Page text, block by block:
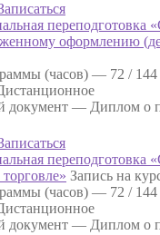
переподготовка
оформлению
(часов) — 72 /
документ — Диплом о
переподготовка
Запись на
(часов) — 72 /
документ — Диплом о